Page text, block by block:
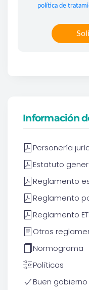
Información
Personería
Estatuto
Reglamento
Reglamento
Reglamento
Otros
Normograma
Políticas
Buen gobierno